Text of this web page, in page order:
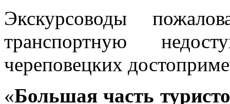
Экскурсоводы
транспортную
череповецких
«Большая часть